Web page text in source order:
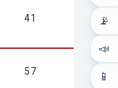
📡
📣
📱
41
57